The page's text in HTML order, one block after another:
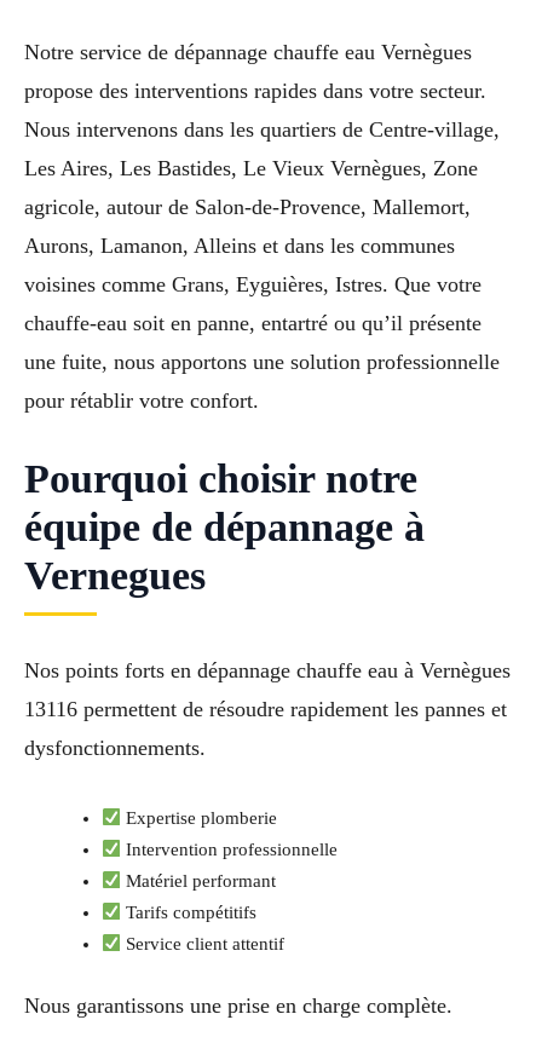
Notre service de dépannage chauffe eau Vernègues
propose des interventions rapides dans votre secteur.
Nous intervenons dans les quartiers de Centre-village,
Les Aires, Les Bastides, Le Vieux Vernègues, Zone
agricole, autour de Salon-de-Provence, Mallemort,
Aurons, Lamanon, Alleins et dans les communes
voisines comme Grans, Eyguières, Istres. Que votre
chauffe-eau soit en panne, entartré ou qu’il présente
une fuite, nous apportons une solution professionnelle
pour rétablir votre confort.
Pourquoi choisir notre
équipe de dépannage à
Vernegues
Nos points forts en dépannage chauffe eau à Vernègues
13116 permettent de résoudre rapidement les pannes et
dysfonctionnements.
Expertise plomberie
Intervention professionnelle
Matériel performant
Tarifs compétitifs
Service client attentif
Nous garantissons une prise en charge complète.